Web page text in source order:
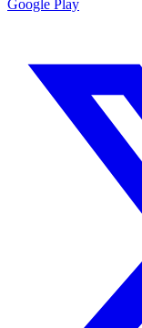
Google Play